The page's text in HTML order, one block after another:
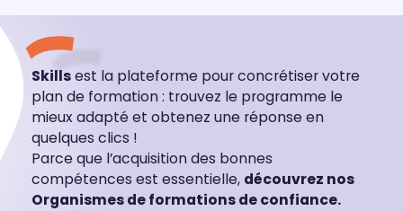
Skillsest la plateforme pour concrétiser votre
plan de formation : trouvez le programme le
mieux adapté et obtenez une réponse en
quelques clics !
Parce que l’acquisition des bonnes
compétences est essentielle, découvrez nos
Organismes de formations de confiance.